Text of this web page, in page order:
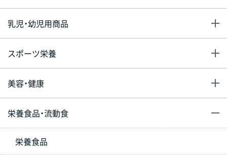
乳児・幼児用商品
スポーツ栄養
美容・健康
栄養食品・流動食
栄養食品